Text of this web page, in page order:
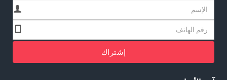
إشتراك